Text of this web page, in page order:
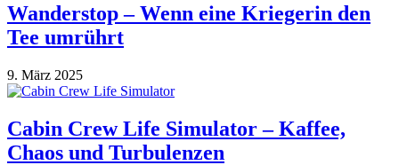
Wanderstop – Wenn eine Kriegerin den
Tee umrührt
9. März 2025
Cabin Crew Life Simulator – Kaffee,
Chaos und Turbulenzen